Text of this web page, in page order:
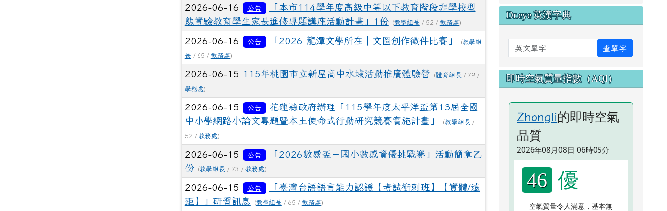
2026-06-16 公告
「本市114學年度高級中等以下教育階段非學校型
態實驗教育學生家長進修專題講座活動計畫」1份
(教學組長 / 52 / 教務處)
2026-06-16 公告 「2026 龍潭文學所在｜文圖創作徵件比賽」 (教學組
長 / 65 / 教務處)
2026-06-15 115年桃園市立新屋高中水域活動推廣體驗營 (體育組長 / 79 /
學務處)
2026-06-15 公告
花蓮縣政府辦理「115學年度太平洋盃第13屆全國
中小學網路小論文專題暨本土使命式行動研究競賽實施計畫」
(教學組長 /
52 / 教務處)
2026-06-15 公告
「2026數感盃－國小數感資優挑戰賽」活動簡章乙
份
(教學組長 / 73 / 教務處)
2026-06-15 公告
「臺灣台語語言能力認證【考試衝刺班】【實體/遠
距】」研習訊息
(教學組長 / 65 / 教務處)
Dr.eye 英漢字典
英文單字 查單字
即時空氣質量指數（AQI）
Zhongli的即時空氣
品質
2026年08月08日 06時05分
46 優
空氣質量令人滿意，基本無